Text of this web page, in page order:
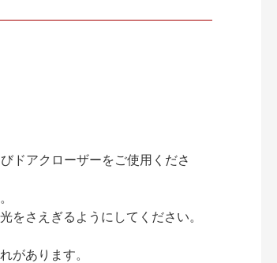
ドアクローザーをご使用くださ
さえぎるようにしてください。
があります。